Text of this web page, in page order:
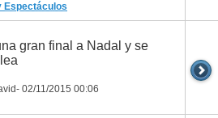
Espectáculos
gran final a Nadal y se
02/11/2015 00:06